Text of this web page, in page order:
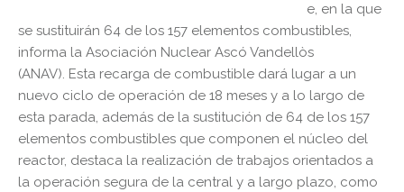
e, en la que
se sustituirán 64 de los 157 elementos combustibles,
informa la Asociación Nuclear Ascó Vandellòs
(ANAV). Esta recarga de combustible dará lugar a un
nuevo ciclo de operación de 18 meses y a lo largo de
esta parada, además de la sustitución de 64 de los 157
elementos combustibles que componen el núcleo del
reactor, destaca la realización de trabajos orientados a
la operación segura de la central y a largo plazo, como